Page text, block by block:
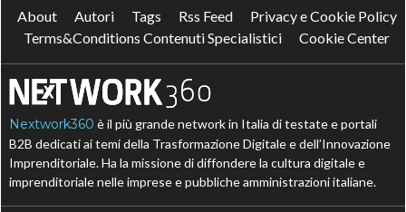
About Autori Tags Rss Feed
Privacy e Cookie Policy
Terms&Conditions Contenuti Specialistici
Cookie Center
Nextwork360 è il più grande network in Italia di testate e portali
B2B dedicati ai temi della Trasformazione Digitale e dell’Innovazione
Imprenditoriale. Ha la missione di diffondere la cultura digitale e
imprenditoriale nelle imprese e pubbliche amministrazioni italiane.